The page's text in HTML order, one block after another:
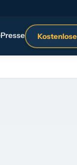
Presse